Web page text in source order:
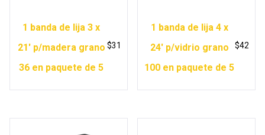
1 banda de lija 3 x
21′ p/madera grano
36 en paquete de 5
$31
1 banda de lija 4 x
24′ p/vidrio grano
100 en paquete de 5
$42